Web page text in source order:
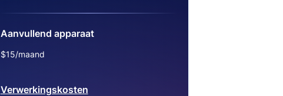
Aanvullend apparaat
$15/maand
Verwerkingskosten